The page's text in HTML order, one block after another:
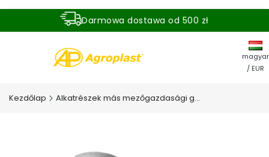
Darmowa dostawa od 500 zł
magyar
/ EUR
Kezdőlap Alkatrészek más mezőgazdasági gépekhez